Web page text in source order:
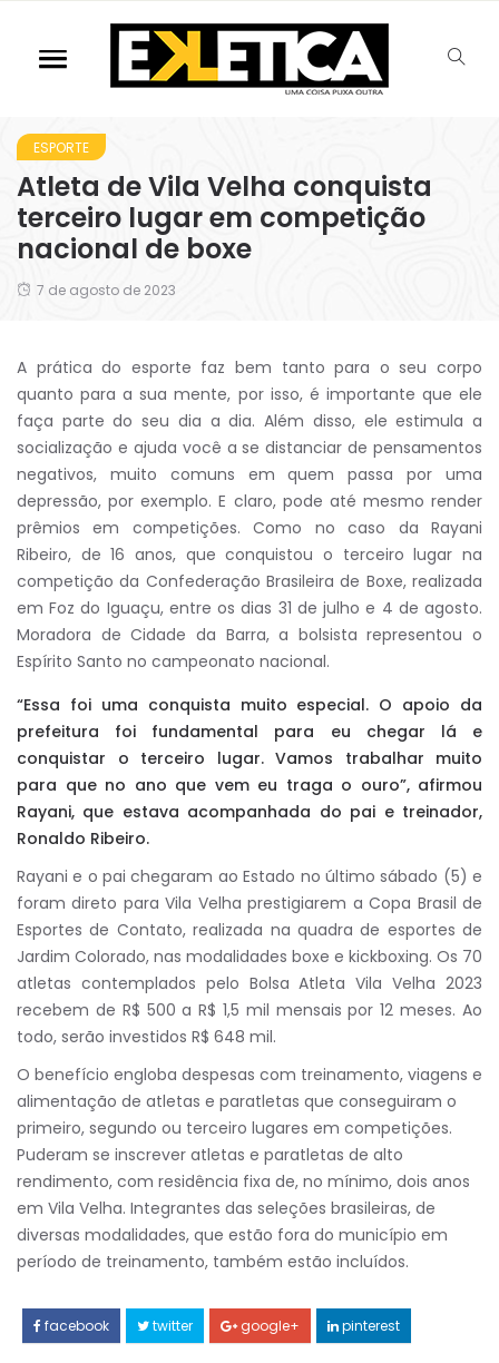
ESPORTE
Atleta de Vila Velha conquista
terceiro lugar em competição
nacional de boxe
7 de agosto de 2023
A prática do esporte faz bem tanto para o seu corpo
quanto para a sua mente, por isso, é importante que ele
faça parte do seu dia a dia. Além disso, ele estimula a
socialização e ajuda você a se distanciar de pensamentos
negativos, muito comuns em quem passa por uma
depressão, por exemplo. E claro, pode até mesmo render
prêmios em competições. Como no caso da Rayani
Ribeiro, de 16 anos, que conquistou o terceiro lugar na
competição da Confederação Brasileira de Boxe, realizada
em Foz do Iguaçu, entre os dias 31 de julho e 4 de agosto.
Moradora de Cidade da Barra, a bolsista representou o
Espírito Santo no campeonato nacional.
“Essa foi uma conquista muito especial. O apoio da
prefeitura foi fundamental para eu chegar lá e
conquistar o terceiro lugar. Vamos trabalhar muito
para que no ano que vem eu traga o ouro”, afirmou
Rayani, que estava acompanhada do pai e treinador,
Ronaldo Ribeiro.
Rayani e o pai chegaram ao Estado no último sábado (5) e
foram direto para Vila Velha prestigiarem a Copa Brasil de
Esportes de Contato, realizada na quadra de esportes de
Jardim Colorado, nas modalidades boxe e kickboxing. Os 70
atletas contemplados pelo Bolsa Atleta Vila Velha 2023
recebem de R$ 500 a R$ 1,5 mil mensais por 12 meses. Ao
todo, serão investidos R$ 648 mil.
O benefício engloba despesas com treinamento, viagens e
alimentação de atletas e paratletas que conseguiram o
primeiro, segundo ou terceiro lugares em competições.
Puderam se inscrever atletas e paratletas de alto
rendimento, com residência fixa de, no mínimo, dois anos
em Vila Velha. Integrantes das seleções brasileiras, de
diversas modalidades, que estão fora do município em
período de treinamento, também estão incluídos.
facebook twitter google+ pinterest